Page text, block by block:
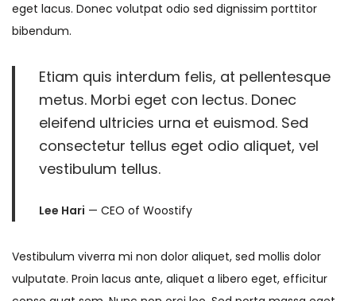
eget lacus. Donec volutpat odio sed dignissim porttitor
bibendum.
Etiam quis interdum felis, at pellentesque
metus. Morbi eget con lectus. Donec
eleifend ultricies urna et euismod. Sed
consectetur tellus eget odio aliquet, vel
vestibulum tellus.
Lee Hari — CEO of Woostify
Vestibulum viverra mi non dolor aliquet, sed mollis dolor
vulputate. Proin lacus ante, aliquet a libero eget, efficitur